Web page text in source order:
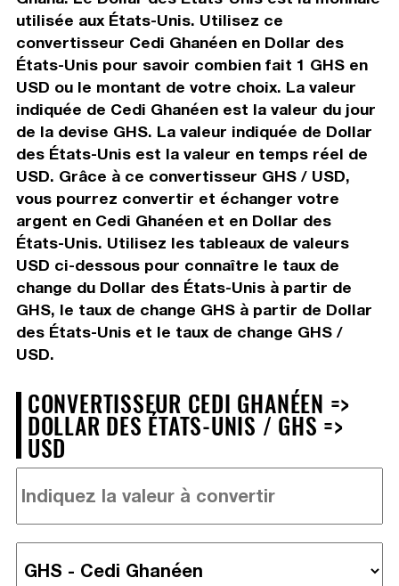
utilisée aux États-Unis. Utilisez ce
convertisseur Cedi Ghanéen en Dollar des
États-Unis pour savoir combien fait 1 GHS en
USD ou le montant de votre choix. La valeur
indiquée de Cedi Ghanéen est la valeur du jour
de la devise GHS. La valeur indiquée de Dollar
des États-Unis est la valeur en temps réel de
USD. Grâce à ce convertisseur GHS / USD,
vous pourrez convertir et échanger votre
argent en Cedi Ghanéen et en Dollar des
États-Unis. Utilisez les tableaux de valeurs
USD ci-dessous pour connaître le taux de
change du Dollar des États-Unis à partir de
GHS, le taux de change GHS à partir de Dollar
des États-Unis et le taux de change GHS /
USD.
CONVERTISSEUR CEDI GHANÉEN =>
DOLLAR DES ÉTATS-UNIS / GHS =>
USD